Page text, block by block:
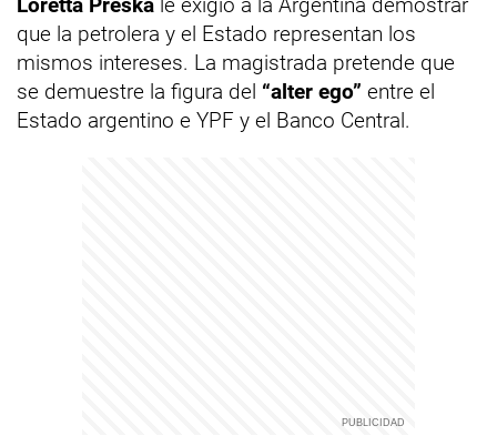
que la petrolera y el Estado representan los
mismos intereses. La magistrada pretende que
se demuestre la figura del “alter ego” entre el
Estado argentino e YPF y el Banco Central.